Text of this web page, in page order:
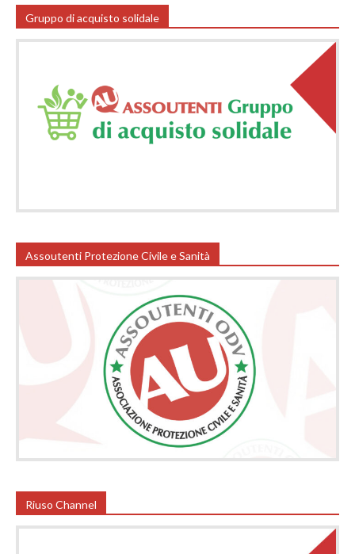
Gruppo di acquisto solidale
Assoutenti Protezione Civile e Sanità
Riuso Channel